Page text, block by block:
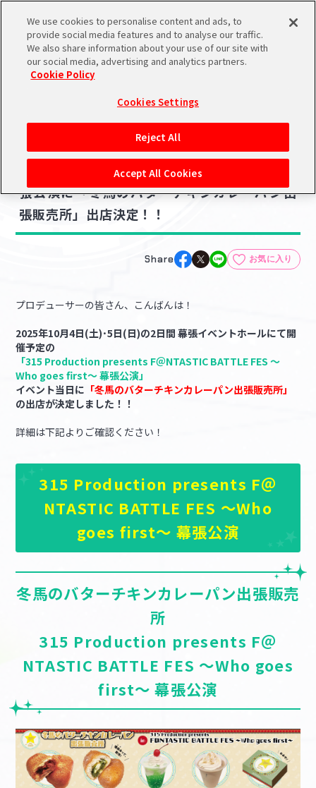
スケジュール 検索
バンダイナムコIDで
アイドルマスター ポータルへの登録について
シリアルコード・
あいことば
活動履歴
閲覧履歴・購入履歴
お気に入り
マイスケジュール
マイデスク設定変更
ニュース
ライブ・イベント
2025.09.19
【SideMF@NFES】～Who goes first～ 幕
張公演に「冬馬のバターチキンカレーパン出
張販売所」出店決定！！
Share お気に入り
プロデューサーの皆さん、こんばんは！
2025年10月4日(土)･5日(日)の2日間 幕張イベントホールにて開
催予定の
「315 Production presents F＠NTASTIC BATTLE FES ～
Who goes first～ 幕張公演」
イベント当日に 「冬馬のバターチキンカレーパン出張販売所」
の出店が決定しました！！
詳細は下記よりご確認ください！
315 Production presents F＠
NTASTIC BATTLE FES ～Who
goes first～ 幕張公演
冬馬のバターチキンカレーパン出張販売
所
315 Production presents F＠
NTASTIC BATTLE FES ～Who goes
first～ 幕張公演
We use cookies to personalise content and ads, to
provide social media features and to analyse our traffic.
We also share information about your use of our site with
our social media, advertising and analytics partners.
Cookie Policy
Cookies Settings
Reject All
Accept All Cookies